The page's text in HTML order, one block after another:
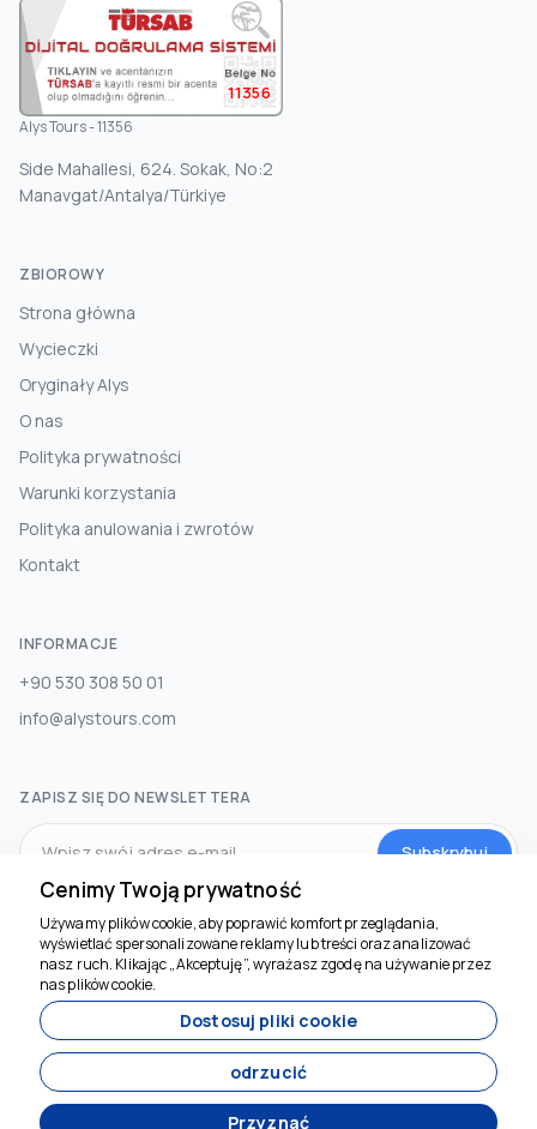
11356
Alys Tours - 11356
Side Mahallesi, 624. Sokak, No:2
Manavgat/Antalya/Türkiye
ZBIOROWY
Strona główna
Wycieczki
Oryginały Alys
O nas
Polityka prywatności
Warunki korzystania
Polityka anulowania i zwrotów
Kontakt
INFORMACJE
+90 530 308 50 01
info@alystours.com
ZAPISZ SIĘ DO NEWSLETTERA
Subskrybuj
MEDIA SPOŁECZNOŚCIOWE
Cenimy Twoją prywatność
Używamy plików cookie, aby poprawić komfort przeglądania,
wyświetlać spersonalizowane reklamy lub treści oraz analizować
nasz ruch. Klikając „Akceptuję”, wyrażasz zgodę na używanie przez
nas plików cookie.
Dostosuj pliki cookie
odrzucić
Przyznać
Jesteśmy tu, by
pomóc